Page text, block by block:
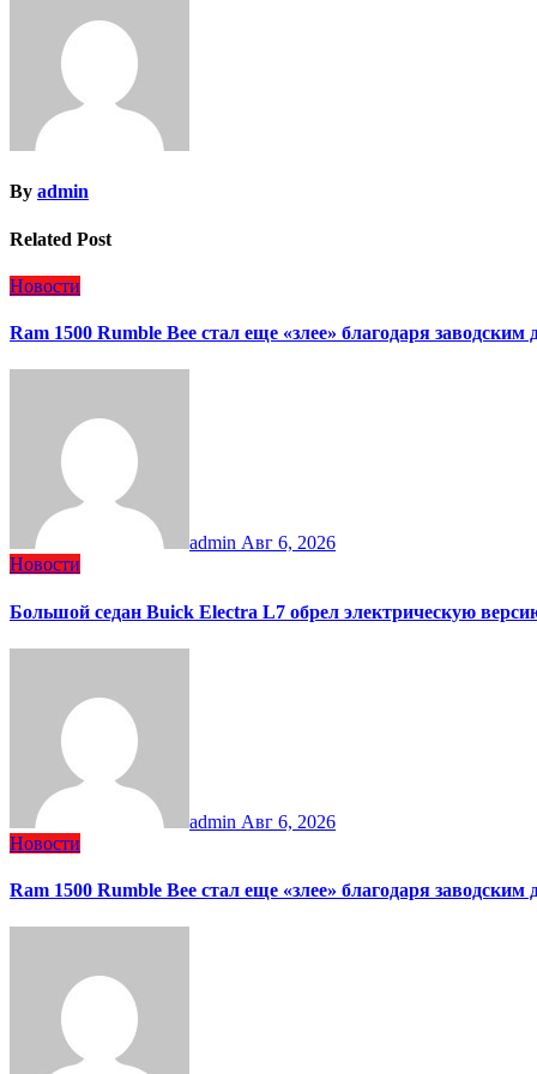
By admin
Related Post
Новости
Ram 1500 Rumble Bee стал еще «злее» благодаря заводским
admin Авг 6, 2026
Новости
Большой седан Buick Electra L7 обрел электрическую
admin Авг 6, 2026
Новости
Ram 1500 Rumble Bee стал еще «злее» благодаря заводским